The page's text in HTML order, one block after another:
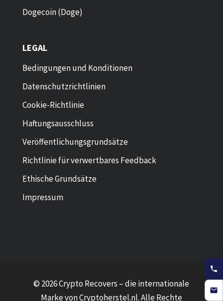
Dogecoin (Doge)
LEGAL
Bedingungen und Konditionen
Datenschutzrichtlinien
Cookie-Richtlinie
Haftungsausschluss
Veröffentlichungsgrundsätze
Richtlinie für verwertbares Feedback
Ethische Grundsätze
Impressum
© 2026 Crypto Recovers – die internationale
Marke vonCryptoherstel.nl. Alle Rechte